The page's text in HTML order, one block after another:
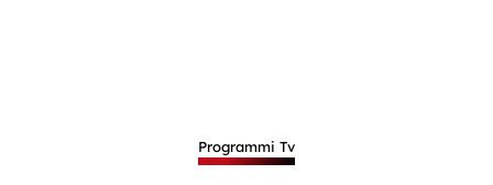
Programmi Tv